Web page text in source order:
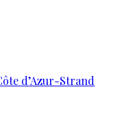
d’Azur-Strand